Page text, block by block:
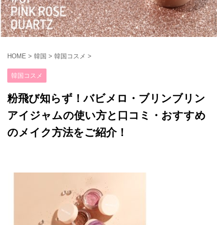
HOME > 韓国 > 韓国コスメ >
韓国コスメ
粉飛び知らず！バビメロ・ブリンブリン
アイジャムの使い方と口コミ・おすすめ
のメイク方法をご紹介！